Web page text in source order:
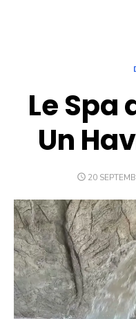
Le Spa
Un
POSTED
20